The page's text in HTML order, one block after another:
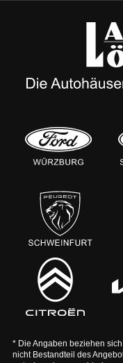
* Die Angaben beziehen
nicht Bestandteil des